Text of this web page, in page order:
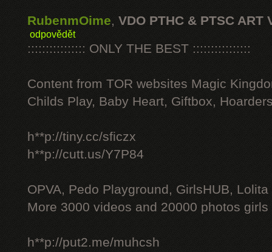
RubenmOime, VDO PTHC & PTSC ART
odpovědět
:::::::::::::::: ONLY THE BEST ::::::::::::::::
Content from TOR websites Magic
Childs Play, Baby Heart, Giftbox,
h**p://tiny.cc/sficzx
h**p://cutt.us/Y7P84
OPVA, Pedo Playground, GirlsHUB, Lolita
More 3000 videos and 20000 photos
h**p://put2.me/muhcsh